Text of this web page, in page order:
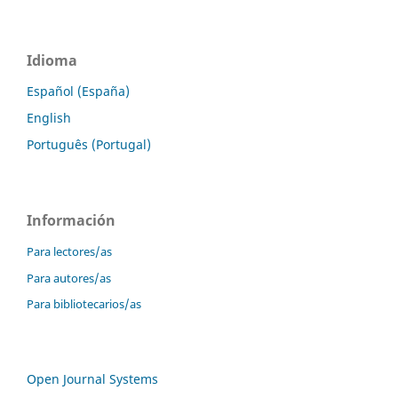
Idioma
Español (España)
English
Português (Portugal)
Información
Para lectores/as
Para autores/as
Para bibliotecarios/as
Open Journal Systems